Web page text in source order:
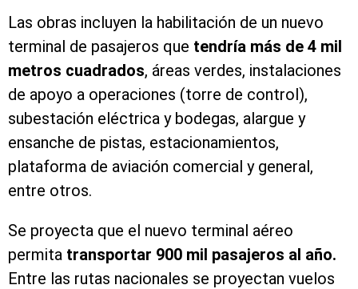
Las obras incluyen la habilitación de un nuevo
terminal de pasajeros que tendría más de 4 mil
metros cuadrados, áreas verdes, instalaciones
de apoyo a operaciones (torre de control),
subestación eléctrica y bodegas, alargue y
ensanche de pistas, estacionamientos,
plataforma de aviación comercial y general,
entre otros.
Se proyecta que el nuevo terminal aéreo
permita transportar 900 mil pasajeros al año.
Entre las rutas nacionales se proyectan vuelos